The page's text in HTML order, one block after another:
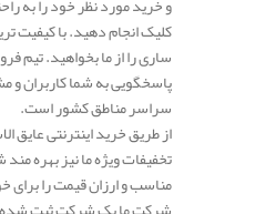
کلیک انجام دهید. با کیفیت
ساری را از ما بخواهید. تیم
پاسخگویی به شما کاربران و
سراسر مناطق کشور است.
از طریق خرید اینترنتی عایق
تخفیفات ویژه ما نیز بهره
مناسب و ارزان قیمت را برای